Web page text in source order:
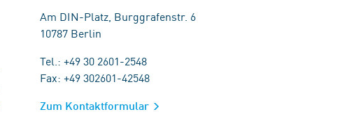
Am DIN-Platz, Burggrafenstr. 6
10787 Berlin
Tel.: +49 30 2601-2548
Fax: +49 302601-42548
Zum Kontaktformular